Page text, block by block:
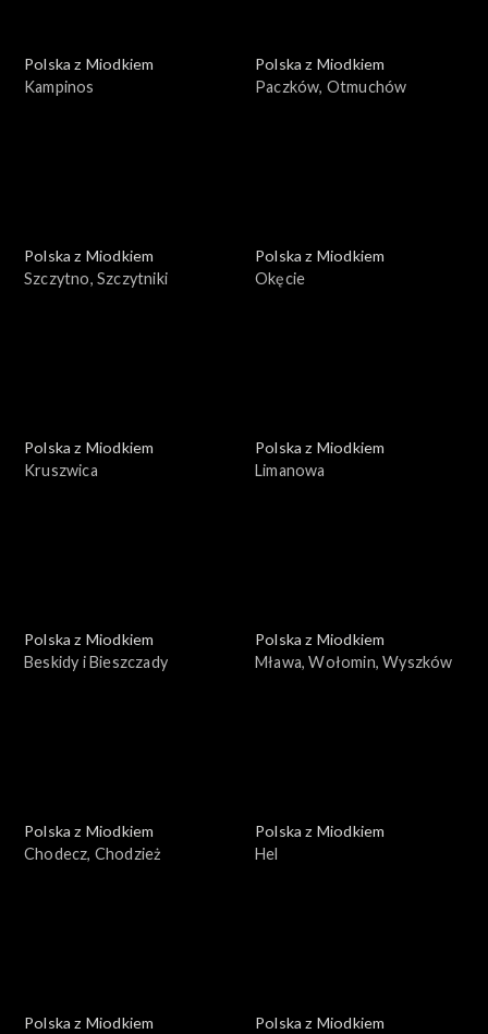
Polska z Miodkiem
Kampinos
Polska z Miodkiem
Paczków, Otmuchów
Polska z Miodkiem
Szczytno, Szczytniki
Polska z Miodkiem
Okęcie
Polska z Miodkiem
Kruszwica
Polska z Miodkiem
Limanowa
Polska z Miodkiem
Beskidy i Bieszczady
Polska z Miodkiem
Mława, Wołomin, Wyszków
Polska z Miodkiem
Chodecz, Chodzież
Polska z Miodkiem
Hel
Polska z Miodkiem
Polska z Miodkiem